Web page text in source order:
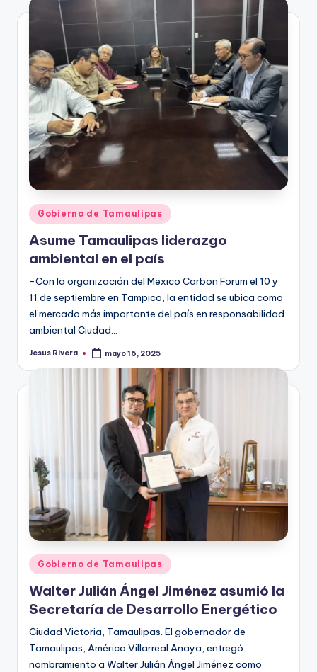
Publicado
en
Gobierno de Tamaulipas
Asume Tamaulipas liderazgo
ambiental en el país
-Con la organización del Mexico Carbon Forum el 10 y
11 de septiembre en Tampico, la entidad se ubica como
el mercado más importante del país en responsabilidad
ambiental Ciudad…
Publicado
Jesus Rivera mayo 16, 2025
Publicado
en
Gobierno de Tamaulipas
Walter Julián Ángel Jiménez asumió la
Secretaría de Desarrollo Energético
Ciudad Victoria, Tamaulipas. El gobernador de
Tamaulipas, Américo Villarreal Anaya, entregó
nombramiento a Walter Julián Ángel Jiménez como